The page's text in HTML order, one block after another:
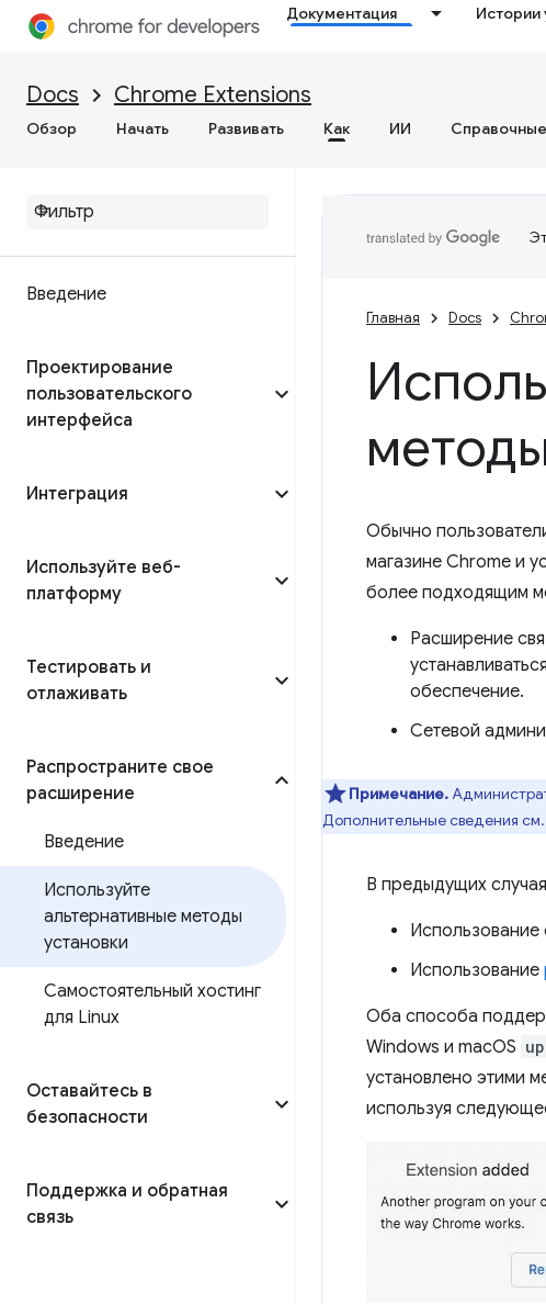
Документация Истории
Docs Chrome Extensions
Обзор Начать Развивать Как ИИ
Введение
Проектирование
пользовательского
интерфейса
Интеграция
Используйте веб-
платформу
Тестировать и
отлаживать
Распространите свое
расширение
Введение
Используйте
альтернативные методы
установки
Самостоятельный хостинг
для Linux
Оставайтесь в
безопасности
Поддержка и обратная
связь
Главная Docs
Обычно
магазине Chrome и
более подходящим
Расширение
обеспечение.
Сетевой
Примечание.
Дополнительные сведения см.
В предыдущих
Использование
Использование
Оба способа
Windows и macOS
установлено этими
используя